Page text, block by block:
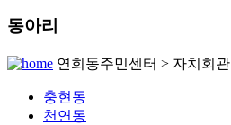
동아리
연희동주민센터 > 자치회관
충현동
천연동